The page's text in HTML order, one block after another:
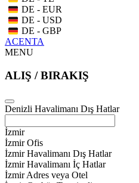
DE - EUR
DE - USD
DE - GBP
ACENTA
MENU
ALIŞ / BIRAKIŞ
Denizli Havalimanı Dış Hatlar
İzmir
İzmir Ofis
İzmir Havalimanı Dış Hatlar
İzmir Havalimanı İç Hatlar
İzmir Adres veya Otel